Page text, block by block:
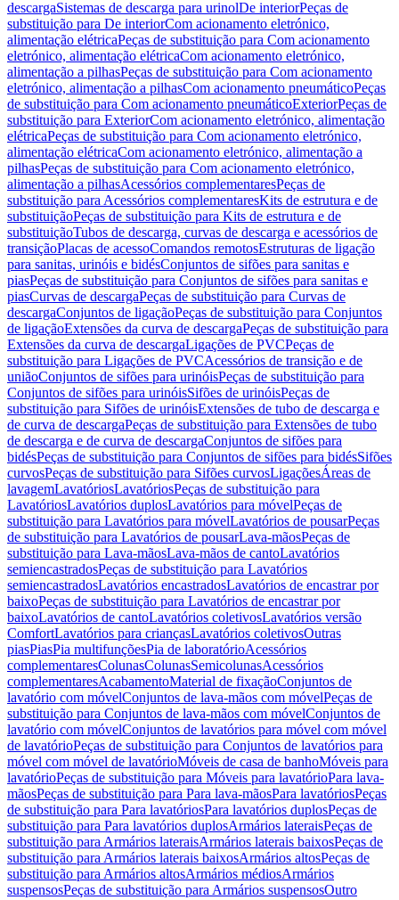
descargaSistemas de descarga para urinolDe interiorPeças de
substituição para De interiorCom acionamento eletrónico,
alimentação elétricaPeças de substituição para Com acionamento
eletrónico, alimentação elétricaCom acionamento eletrónico,
alimentação a pilhasPeças de substituição para Com acionamento
eletrónico, alimentação a pilhasCom acionamento pneumáticoPeças
de substituição para Com acionamento pneumáticoExteriorPeças de
substituição para ExteriorCom acionamento eletrónico, alimentação
elétricaPeças de substituição para Com acionamento eletrónico,
alimentação elétricaCom acionamento eletrónico, alimentação a
pilhasPeças de substituição para Com acionamento eletrónico,
alimentação a pilhasAcessórios complementaresPeças de
substituição para Acessórios complementaresKits de estrutura e de
substituiçãoPeças de substituição para Kits de estrutura e de
substituiçãoTubos de descarga, curvas de descarga e acessórios de
transiçãoPlacas de acessoComandos remotosEstruturas de ligação
para sanitas, urinóis e bidésConjuntos de sifões para sanitas e
piasPeças de substituição para Conjuntos de sifões para sanitas e
piasCurvas de descargaPeças de substituição para Curvas de
descargaConjuntos de ligaçãoPeças de substituição para Conjuntos
de ligaçãoExtensões da curva de descargaPeças de substituição para
Extensões da curva de descargaLigações de PVCPeças de
substituição para Ligações de PVCAcessórios de transição e de
uniãoConjuntos de sifões para urinóisPeças de substituição para
Conjuntos de sifões para urinóisSifões de urinóisPeças de
substituição para Sifões de urinóisExtensões de tubo de descarga e
de curva de descargaPeças de substituição para Extensões de tubo
de descarga e de curva de descargaConjuntos de sifões para
bidésPeças de substituição para Conjuntos de sifões para bidésSifões
curvosPeças de substituição para Sifões curvosLigaçõesÁreas de
lavagemLavatóriosLavatóriosPeças de substituição para
LavatóriosLavatórios duplosLavatórios para móvelPeças de
substituição para Lavatórios para móvelLavatórios de pousarPeças
de substituição para Lavatórios de pousarLava-mãosPeças de
substituição para Lava-mãosLava-mãos de cantoLavatórios
semiencastradosPeças de substituição para Lavatórios
semiencastradosLavatórios encastradosLavatórios de encastrar por
baixoPeças de substituição para Lavatórios de encastrar por
baixoLavatórios de cantoLavatórios coletivosLavatórios versão
ComfortLavatórios para criançasLavatórios coletivosOutras
piasPiasPia multifunçõesPia de laboratórioAcessórios
complementaresColunasColunasSemicolunasAcessórios
complementaresAcabamentoMaterial de fixaçãoConjuntos de
lavatório com móvelConjuntos de lava-mãos com móvelPeças de
substituição para Conjuntos de lava-mãos com móvelConjuntos de
lavatório com móvelConjuntos de lavatórios para móvel com móvel
de lavatórioPeças de substituição para Conjuntos de lavatórios para
móvel com móvel de lavatórioMóveis de casa de banhoMóveis para
lavatórioPeças de substituição para Móveis para lavatórioPara lava-
mãosPeças de substituição para Para lava-mãosPara lavatóriosPeças
de substituição para Para lavatóriosPara lavatórios duplosPeças de
substituição para Para lavatórios duplosArmários lateraisPeças de
substituição para Armários lateraisArmários laterais baixosPeças de
substituição para Armários laterais baixosArmários altosPeças de
substituição para Armários altosArmários médiosArmários
suspensosPeças de substituição para Armários suspensosOutro